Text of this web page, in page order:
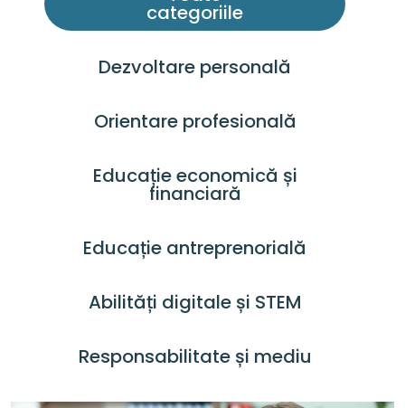
categoriile
Dezvoltare personală
Orientare profesională
Educație economică și
financiară
Educație antreprenorială
Abilități digitale și STEM
Responsabilitate și mediu